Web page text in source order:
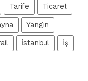
Tarife Ticaret
Yangın
İstanbul İş